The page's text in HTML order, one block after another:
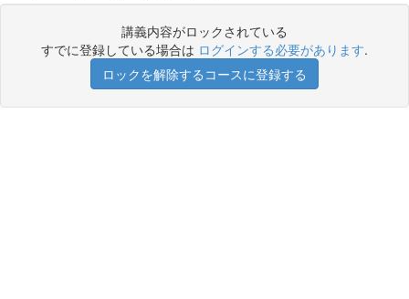
講義内容がロックされている
すでに登録している場合は ログインする必要があります.
ロックを解除するコースに登録する